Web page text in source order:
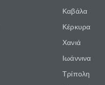
Καβάλα
Κέρκυρα
Χανιά
Ιωάννινα
Τρίπολη